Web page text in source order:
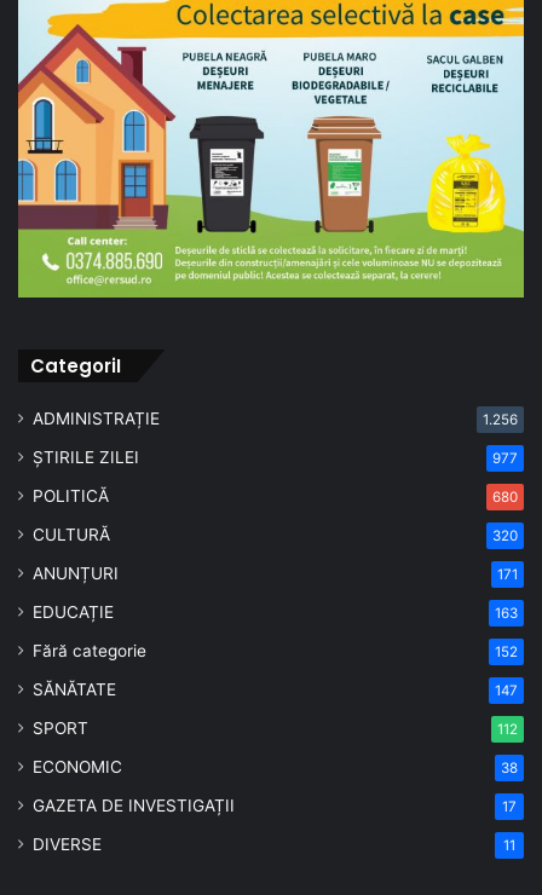
CategoriI
ADMINISTRAȚIE 1.256
ȘTIRILE ZILEI 977
POLITICĂ 680
CULTURĂ 320
ANUNȚURI 171
EDUCAȚIE 163
Fără categorie 152
SĂNĂTATE 147
SPORT 112
ECONOMIC 38
GAZETA DE INVESTIGAȚII 17
DIVERSE 11